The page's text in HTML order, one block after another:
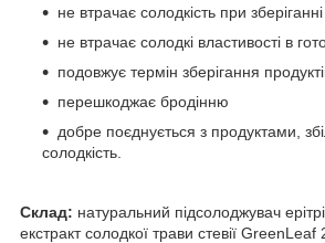
не втрачає солодкість при зберіганні
не втрачає солодкі властивості в
подовжує термін зберігання
перешкоджає бродінню
добре поєднується з продуктами,
солодкість.
Склад: натуральний підсолоджувач
екстракт солодкої трави стевії GreenLeaf